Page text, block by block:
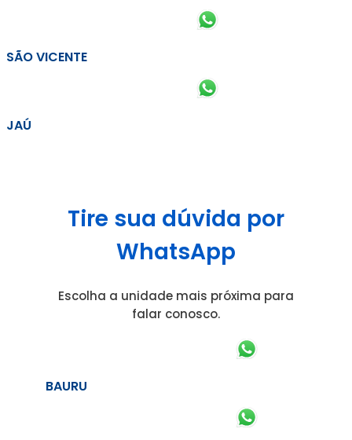
SÃO VICENTE
JAÚ
Tire sua dúvida por
WhatsApp
Escolha a unidade mais próxima para
falar conosco.
BAURU